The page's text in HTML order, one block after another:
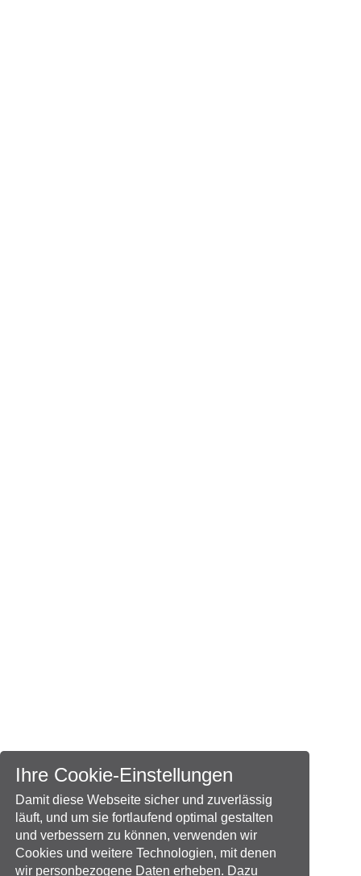
Ihre Cookie-Einstellungen
Damit diese Webseite sicher und zuverlässig
läuft, und um sie fortlaufend optimal gestalten
und verbessern zu können, verwenden wir
Cookies und weitere Technologien, mit denen
wir personbezogene Daten erheben. Dazu